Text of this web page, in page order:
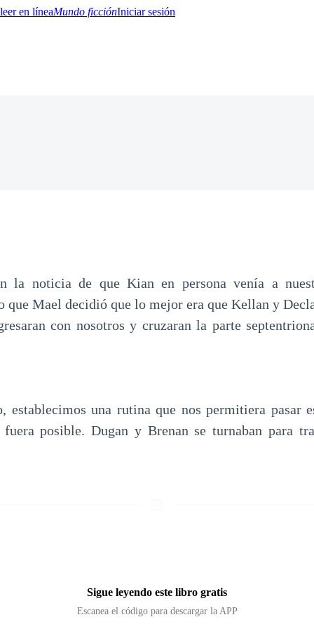
Mundo ficciónIniciar sesión
la noticia de que Kian en persona venía a
que Mael decidió que lo mejor era que Kellan y
con nosotros y cruzaran la parte
establecimos una rutina que nos permitiera pasar
posible. Dugan y Brenan se turnaban para
Sigue leyendo este libro gratis
Escanea el código para descargar la APP